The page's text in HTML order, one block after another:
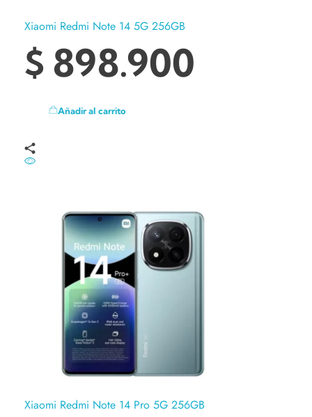
Xiaomi Redmi Note 14 5G 256GB
$ 898.900
Añadir al carrito
Xiaomi Redmi Note 14 Pro 5G 256GB